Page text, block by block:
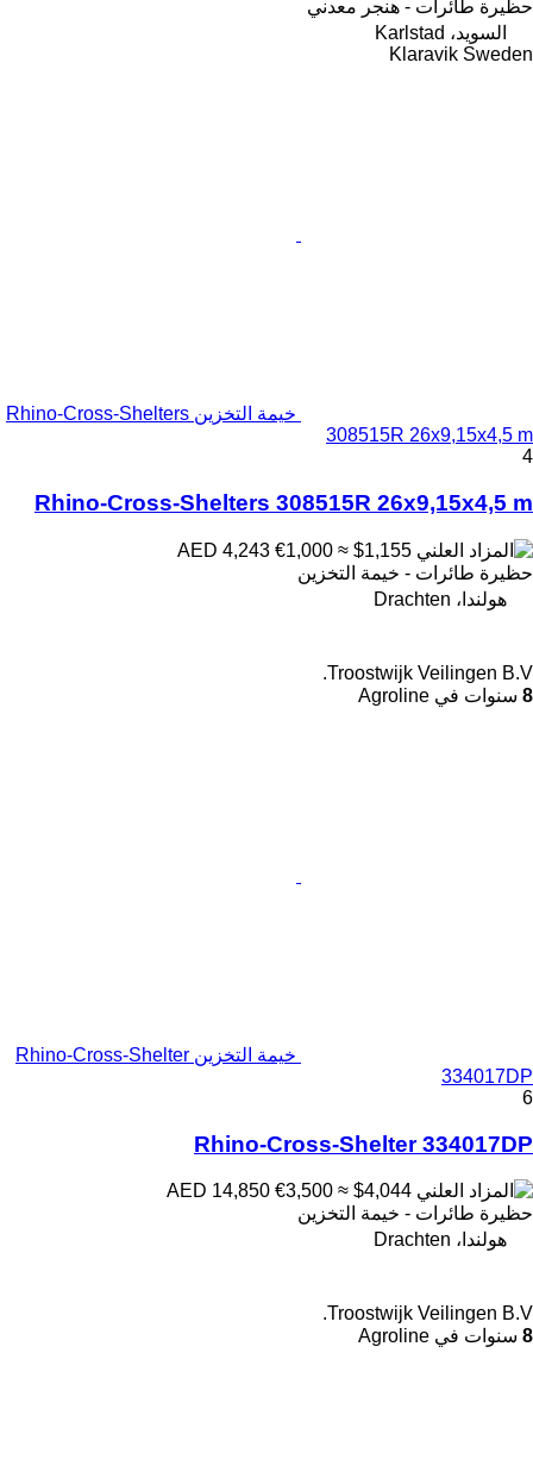
حظيرة طائرات - هنجر معدني
السويد، Karlstad
Klaravik Sweden
خيمة التخزين Rhino-Cross-Shelters
308515R 26x9,15x4,5 m
4
Rhino-Cross-Shelters 308515R 26x9,15x4,5 m
€1,000 ≈ $1,155
حظيرة طائرات - خيمة التخزين
هولندا، Drachten
Troostwijk Veilingen B.V.
8 سنوات في Agroline
خيمة التخزين Rhino-Cross-Shelter
334017DP
6
Rhino-Cross-Shelter 334017DP
€3,500 ≈ $4,044
حظيرة طائرات - خيمة التخزين
هولندا، Drachten
Troostwijk Veilingen B.V.
8 سنوات في Agroline